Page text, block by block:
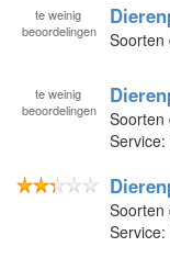
te weinig
beoordelingen
Soorten
te weinig
beoordelingen
Soorten
Service:
Soorten
Service: